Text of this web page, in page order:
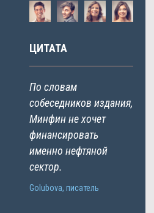
ЦИТАТА
По словам
собеседников издания,
Минфин не хочет
финансировать
именно нефтяной
сектор.
Golubova, писатель